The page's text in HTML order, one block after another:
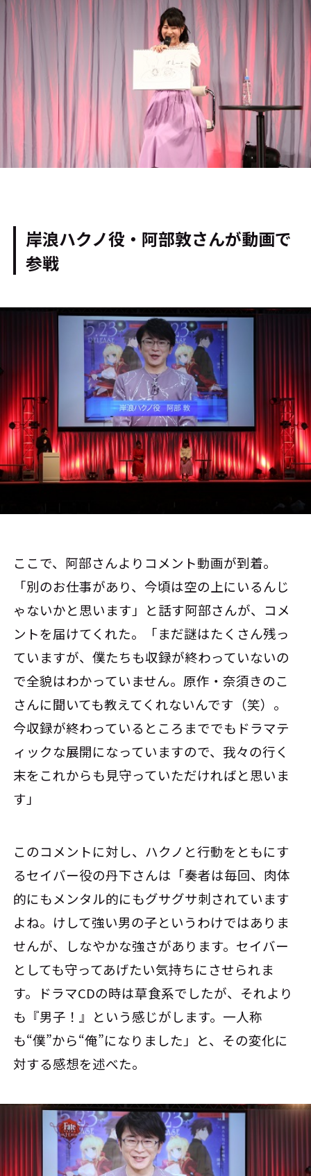
岸浪ハクノ役・ 阿部敦さんが動画で
参戦
ここで、阿部さんよりコメント動画が到着。
「別のお仕事があり、今頃は空の上にいるんじ
ゃないかと思います」と話す阿部さんが、コメ
ントを届けてくれた。「まだ謎はたくさん残っ
ていますが、僕たちも収録が終わっていないの
で全貌はわかっていません。原作・奈須きのこ
さんに聞いても教えてくれないんです（笑）。
今収録が終わっているところまででもドラマテ
ィックな展開になっていますので、我々の行く
末をこれからも見守っていただければと思いま
す」
このコメントに対し、ハクノと行動をともにす
るセイバー役の丹下さんは「奏者は毎回、肉体
的にもメンタル的にもグサグサ刺されています
よね。けして強い男の子というわけではありま
せんが、しなやかな強さがあります。セイバー
としても守ってあげたい気持ちにさせられま
す。ドラマCDの時は草食系でしたが、それより
も『男子！』という感じがします。一人称
も“僕”から“俺”になりました」と、その変化に
対する感想を述べた。